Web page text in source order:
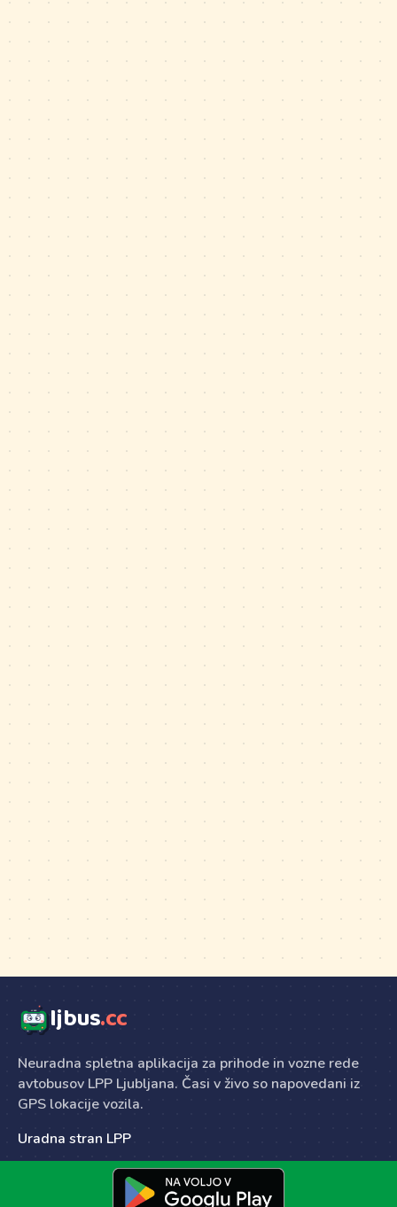
ljbus.cc
Neuradna spletna aplikacija za prihode in vozne rede
avtobusov LPP Ljubljana. Časi v živo so napovedani iz
GPS lokacije vozila.
Uradna stran LPP